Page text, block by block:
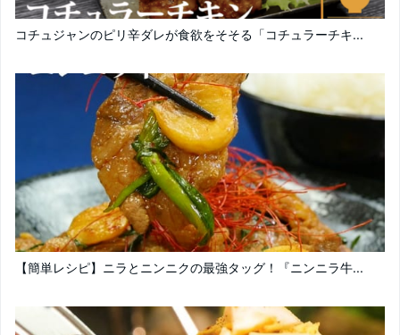
コチュジャンのピリ辛ダレが食欲をそそる「コチュラーチキ...
【簡単レシピ】ニラとニンニクの最強タッグ！『ニンニラ牛...